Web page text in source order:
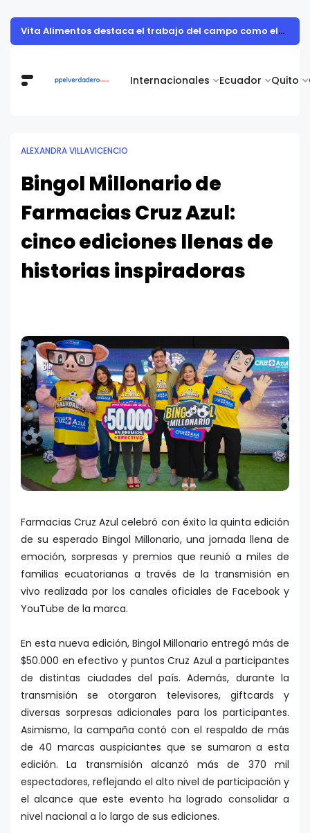
Internacionales Ecuador Quito
Vita Alimentos destaca el trabajo del campo como el primer paso hacia productos de excelencia.
ALEXANDRA VILLAVICENCIO
Bingol Millonario de
Farmacias Cruz Azul:
cinco ediciones llenas de
historias inspiradoras
Farmacias Cruz Azul celebró con éxito la quinta edición
de su esperado Bingol Millonario, una jornada llena de
emoción, sorpresas y premios que reunió a miles de
familias ecuatorianas a través de la transmisión en
vivo realizada por los canales oficiales de Facebook y
YouTube de la marca.
En esta nueva edición, Bingol Millonario entregó más de
$50.000 en efectivo y puntos Cruz Azul a participantes
de distintas ciudades del país. Además, durante la
transmisión se otorgaron televisores, giftcards y
diversas sorpresas adicionales para los participantes.
Asimismo, la campaña contó con el respaldo de más
de 40 marcas auspiciantes que se sumaron a esta
edición. La transmisión alcanzó más de 370 mil
espectadores, reflejando el alto nivel de participación y
el alcance que este evento ha logrado consolidar a
nivel nacional a lo largo de sus ediciones.